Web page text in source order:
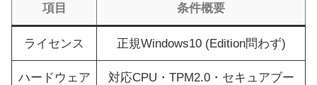
項目 条件概要
ライセンス 正規Windows10 (Edition問わず)
ハードウェア
対応CPU・TPM2.0・セキュアブー